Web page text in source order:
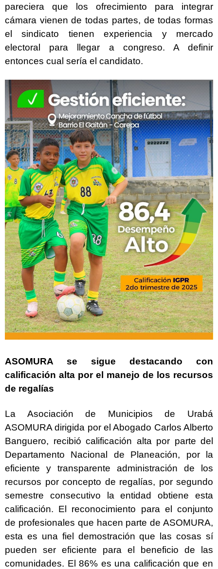
pareciera que los ofrecimiento para integrar
cámara vienen de todas partes, de todas formas
el sindicato tienen experiencia y mercado
electoral para llegar a congreso. A definir
entonces cual sería el candidato.
ASOMURA se sigue destacando con
calificación alta por el manejo de los recursos
de regalías
La Asociación de Municipios de Urabá
ASOMURA dirigida por el Abogado Carlos Alberto
Banguero, recibió calificación alta por parte del
Departamento Nacional de Planeación, por la
eficiente y transparente administración de los
recursos por concepto de regalías, por segundo
semestre consecutivo la entidad obtiene esta
calificación. El reconocimiento para el conjunto
de profesionales que hacen parte de ASOMURA,
esta es una fiel demostración que las cosas sí
pueden ser eficiente para el beneficio de las
comunidades. El 86% es una calificación que en